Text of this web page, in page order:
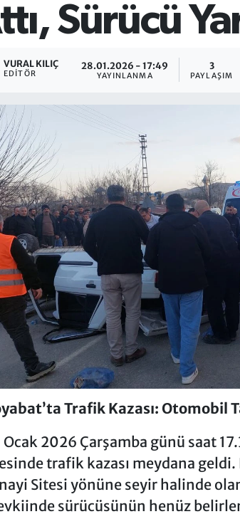
Sürücü
VURAL KILIÇ
EDITÖR
28.01.2026 - 17:49
YAYINLANMA
3
PAYLAŞIM
Trafik Kazası: Otomobil
Ocak 2026 Çarşamba günü saat
trafik kazası meydana
Sitesi yönüne seyir halinde
sürücüsünün henüz